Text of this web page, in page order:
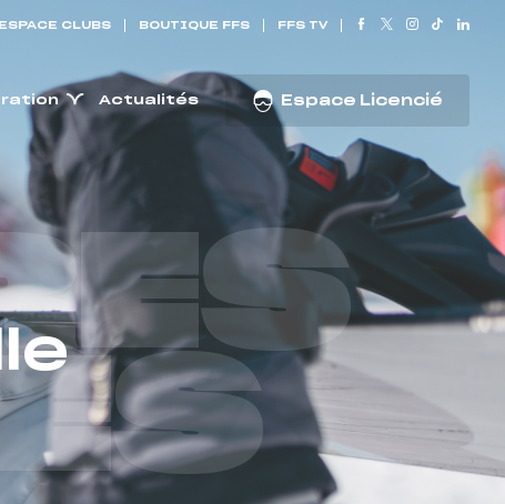
ESPACE CLUBS BOUTIQUE FFS FFS TV
Actualités Espace Licencié